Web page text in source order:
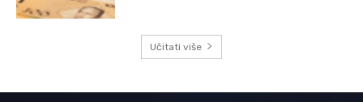
Učitati više